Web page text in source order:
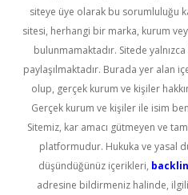
siteye üye olarak bu sorumluluğu
sitesi, herhangi bir marka, kurum
bulunmamaktadır. Sitede
paylaşılmaktadır. Burada yer alan
olup, gerçek kurum ve kişiler
Gerçek kurum ve kişiler ile isim
Sitemiz, kar amacı gütmeyen ve
platformudur. Hukuka ve yasal
düşündüğünüz içerikleri,
adresine bildirmeniz halinde,